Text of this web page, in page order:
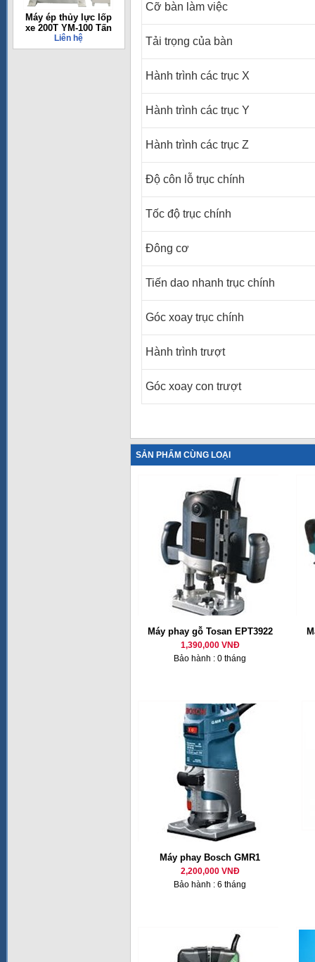
Máy ép thủy lực lốp
xe 200T YM-100 Tấn
Liên hệ
Cỡ bàn làm việc
Tải trọng của bàn
Hành trình các trục X
Hành trình các trục Y
Hành trình các trục Z
Độ côn lỗ trục chính
Tốc độ trục chính
Đông cơ
Tiến dao nhanh trục chính
Góc xoay trục chính
Hành trình trượt
Góc xoay con trượt
SẢN PHẨM CÙNG LOẠI
Máy phay gỗ Tosan EPT3922
1,390,000 VNĐ
Bảo hành : 0 tháng
Máy phay Bosch GMR1
2,200,000 VNĐ
Bảo hành : 6 tháng